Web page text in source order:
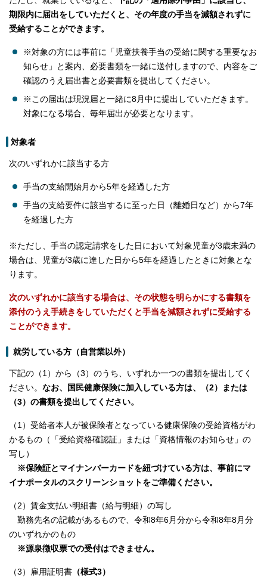
期限内に届出をしていただくと、その年度の手当を減額されずに
受給することができます。
※対象の方には事前に「児童扶養手当の受給に関する重要なお
知らせ」と案内、必要書類を一緒に送付しますので、内容をご
確認のうえ届出書と必要書類を提出してください。
※この届出は現況届と一緒に8月中に提出していただきます。
対象になる場合、毎年届出が必要となります。
対象者
次のいずれかに該当する方
手当の支給開始月から5年を経過した方
手当の支給要件に該当するに至った日（離婚日など）から7年
を経過した方
※ただし、手当の認定請求をした日において対象児童が3歳未満の
場合は、児童が3歳に達した日から5年を経過したときに対象とな
ります。
次のいずれかに該当する場合は、その状態を明らかにする書類を
添付のうえ手続きをしていただくと手当を減額されずに受給する
ことができます。
就労している方（自営業以外）
下記の（1）から（3）のうち、いずれか一つの書類を提出してく
ださい。 なお、国民健康保険に加入している方は、（2）または
（3）の書類を提出してください。
（1）受給者本人が被保険者となっている健康保険の受給資格がわ
かるもの（「受給資格確認証」または「資格情報のお知らせ」の
写し）
※保険証とマイナンバーカードを紐づけている方は、事前にマ
イナポータルのスクリーンショットをご準備ください。
（2）賃金支払い明細書（給与明細）の写し
勤務先名の記載があるもので、令和8年6月分から令和8年8月分
のいずれかのもの
※源泉徴収票での受付はできません。
（3）雇用証明書 （様式3）